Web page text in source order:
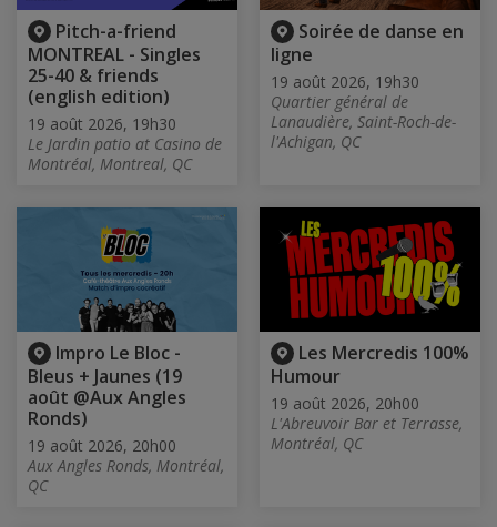
Pitch-a-friend
MONTREAL - Singles
25-40 & friends
(english edition)
19 août 2026, 19h30
Le Jardin patio at Casino de
Montréal, Montreal, QC
Soirée de danse en
ligne
19 août 2026, 19h30
Quartier général de
Lanaudière, Saint-Roch-de-
l'Achigan, QC
Impro Le Bloc -
Bleus + Jaunes (19
août @Aux Angles
Ronds)
19 août 2026, 20h00
Aux Angles Ronds, Montréal,
QC
Les Mercredis 100%
Humour
19 août 2026, 20h00
L'Abreuvoir Bar et Terrasse,
Montréal, QC